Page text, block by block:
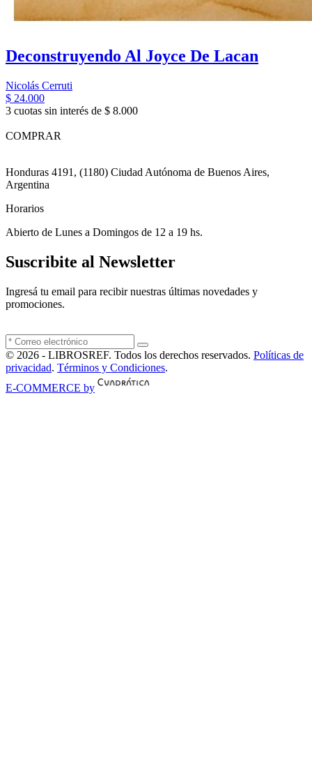
Deconstruyendo Al Joyce De Lacan
Nicolás Cerruti
$ 24.000
3 cuotas sin interés de $ 8.000
COMPRAR
Honduras 4191, (1180) Ciudad Autónoma de Buenos Aires,
Argentina
Horarios
Abierto de Lunes a Domingos de 12 a 19 hs.
Suscribite al Newsletter
Ingresá tu email para recibir nuestras últimas novedades y
promociones.
© 2026 - LIBROSREF. Todos los derechos reservados. Políticas de
privacidad. Términos y Condiciones.
E-COMMERCE by